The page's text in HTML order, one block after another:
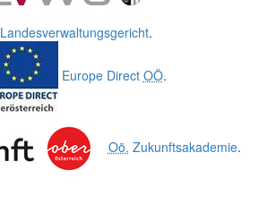
Landesverwaltungsgericht.
Europe Direct OÖ.
Oö. Zukunftsakademie.